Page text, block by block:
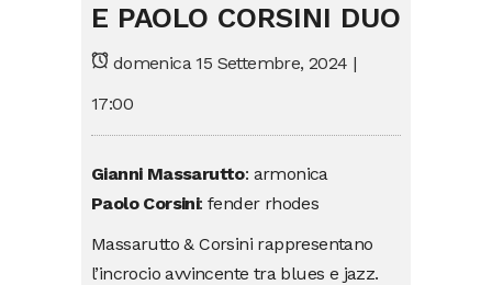
E PAOLO CORSINI DUO
domenica 15 Settembre, 2024 |
17:00
Gianni Massarutto: armonica
Paolo Corsini: fender rhodes
Massarutto & Corsini rappresentano
l’incrocio avvincente tra blues e jazz.